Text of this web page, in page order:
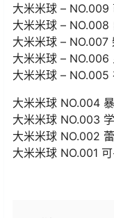
大米米球 –
大米米球 –
大米米球 –
大米米球 – NO.006
大米米球 –
大米米球 NO.004
大米米球 NO.003
大米米球 NO.002
大米米球 NO.001